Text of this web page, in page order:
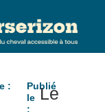
:
Publié
le
:
Le